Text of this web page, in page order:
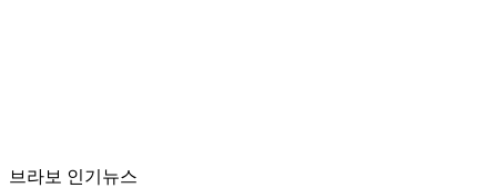
브라보 인기뉴스